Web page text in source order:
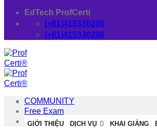
EdTech ProfCerti
(+61)415330206
(+61)415330206
GIỚI THIỆU DỊCH VỤ KHAI GIẢNG
COMMUNITY
Free Exam
Download